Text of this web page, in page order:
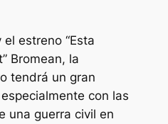
estreno “Esta
” Bromean, la
tendrá un gran
con las
una guerra civil en